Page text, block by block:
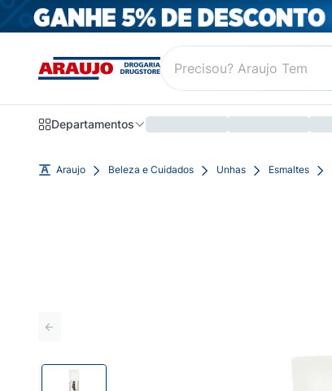
Departamentos
Araujo Beleza e Cuidados Unhas Esmaltes